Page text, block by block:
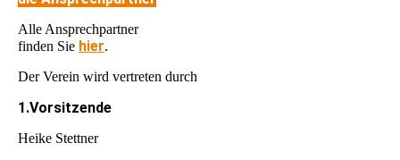
Alle Ansprechpartner
finden Sie hier.
Der Verein wird vertreten durch
1.Vorsitzende
Heike Stettner